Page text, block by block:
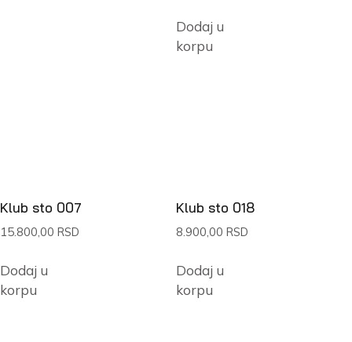
Dodaj u
korpu
Klub sto 007
15.800,00 RSD
Dodaj u
korpu
Klub sto 018
8.900,00 RSD
Dodaj u
korpu